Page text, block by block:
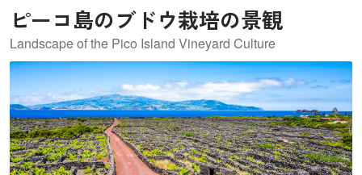
ピーコ島のブドウ栽培の景観
Landscape of the Pico Island Vineyard Culture